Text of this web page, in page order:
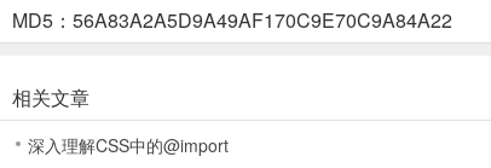
3、点击所选应用后，完成基本设置，可以更改应用名称，修改分
MD5：56A83A2A5D9A49AF170C9E70C9A84A22
相关文章
深入理解CSS中的@import